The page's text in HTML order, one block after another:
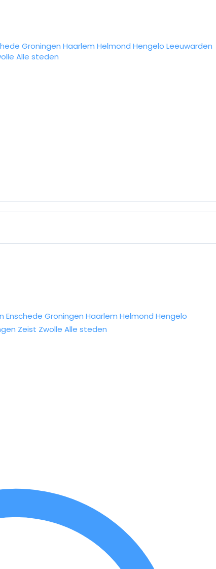
Groningen Haarlem Helmond Hengelo Leeuwarden
Alle steden
Enschede Groningen Haarlem Helmond Hengelo
Zeist Zwolle Alle steden